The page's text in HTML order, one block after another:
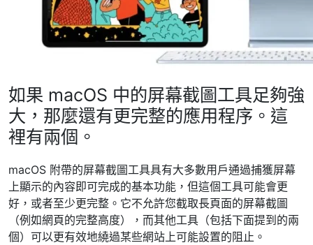
如果 macOS 中的屏幕截圖工具足夠強
大，那麼還有更完整的應用程序。這
裡有兩個。
macOS 附帶的屏幕截圖工具具有大多數用戶通過捕獲屏幕
上顯示的內容即可完成的基本功能，但這個工具可能會更
好，或者至少更完整。它不允許您截取長頁面的屏幕截圖
（例如網頁的完整高度），而其他工具（包括下面提到的兩
個）可以更有效地繞過某些網站上可能設置的阻止。